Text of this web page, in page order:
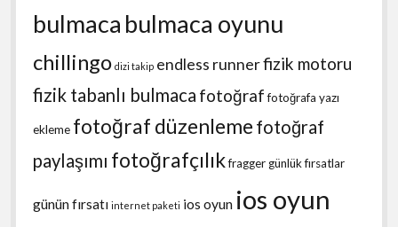
bulmaca bulmaca oyunu
chillingo dizi takip endless runnerfizik motoru
fizik tabanlı bulmaca fotoğraf fotoğrafa yazı
ekleme fotoğraf düzenleme fotoğraf
paylaşımı fotoğrafçılıkfraggergünlük fırsatlar
günün fırsatı internet paketi ios oyun ios oyun